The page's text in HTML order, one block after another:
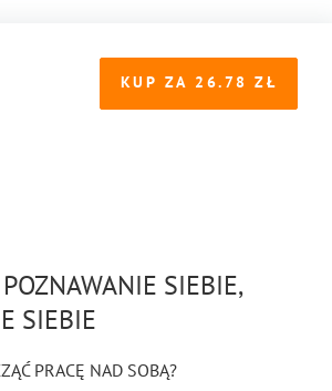
KUP ZA 26.78
SIEBIE,
SIEBIE
PRACĘ NAD SOBĄ?